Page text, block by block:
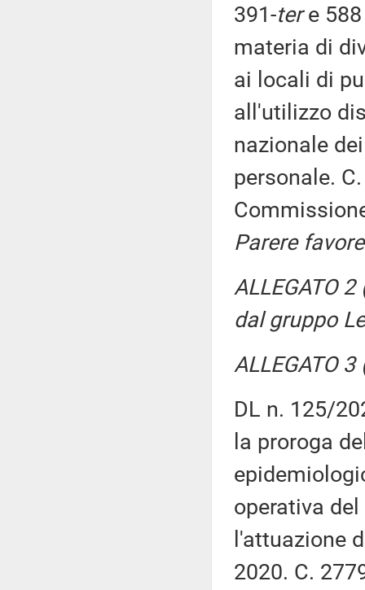
391-tere 588
materia di
ai locali di
all'utilizzo
nazionale
personale.
Parere
ALLEGATO
dal gruppo
ALLEGATO
DL n. 125/
la proroga
operativa
l'attuazione
2020. C.